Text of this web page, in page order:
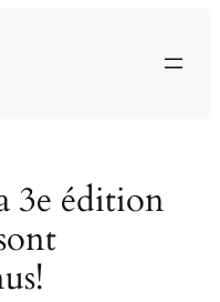
3e édition